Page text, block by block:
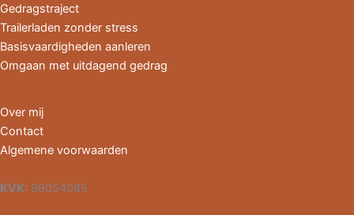
Gedragstraject
Trailerladen zonder stress
Basisvaardigheden aanleren
Omgaan met uitdagend gedrag
Over mij
Contact
Algemene voorwaarden
KVK: 96054085